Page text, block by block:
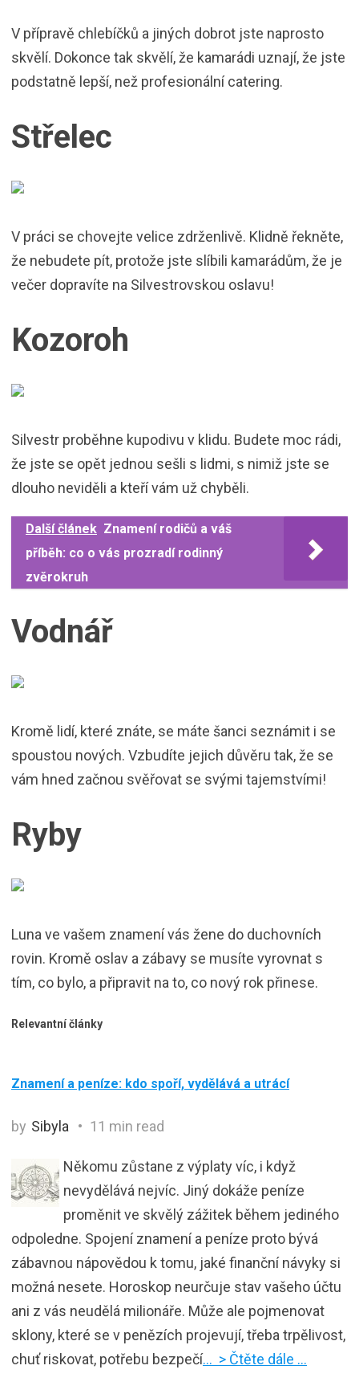
V přípravě chlebíčků a jiných dobrot jste naprosto
skvělí. Dokonce tak skvělí, že kamarádi uznají, že jste
podstatně lepší, než profesionální catering.
Střelec
V práci se chovejte velice zdrženlivě. Klidně řekněte,
že nebudete pít, protože jste slíbili kamarádům, že je
večer dopravíte na Silvestrovskou oslavu!
Kozoroh
Silvestr proběhne kupodivu v klidu. Budete moc rádi,
že jste se opět jednou sešli s lidmi, s nimiž jste se
dlouho neviděli a kteří vám už chyběli.
Další článek Znamení rodičů a váš
příběh: co o vás prozradí rodinný
zvěrokruh
Vodnář
Kromě lidí, které znáte, se máte šanci seznámit i se
spoustou nových. Vzbudíte jejich důvěru tak, že se
vám hned začnou svěřovat se svými tajemstvími!
Ryby
Luna ve vašem znamení vás žene do duchovních
rovin. Kromě oslav a zábavy se musíte vyrovnat s
tím, co bylo, a připravit na to, co nový rok přinese.
Relevantní články
Znamení a peníze: kdo spoří, vydělává a utrácí
by Sibyla 11 min read
Někomu zůstane z výplaty víc, i když
nevydělává nejvíc. Jiný dokáže peníze
proměnit ve skvělý zážitek během jediného
odpoledne. Spojení znamení a peníze proto bývá
zábavnou nápovědou k tomu, jaké finanční návyky si
možná nesete. Horoskop neurčuje stav vašeho účtu
ani z vás neudělá milionáře. Může ale pojmenovat
sklony, které se v penězích projevují, třeba trpělivost,
chuť riskovat, potřebu bezpečí… > Čtěte dále …